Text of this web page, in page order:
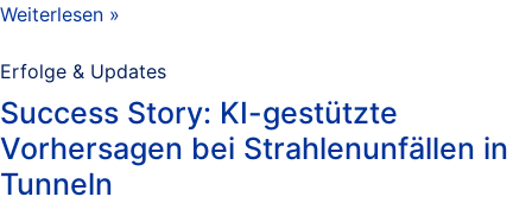
Weiterlesen »
Erfolge & Updates
Success Story: KI-gestützte
Vorhersagen bei Strahlenunfällen in
Tunneln